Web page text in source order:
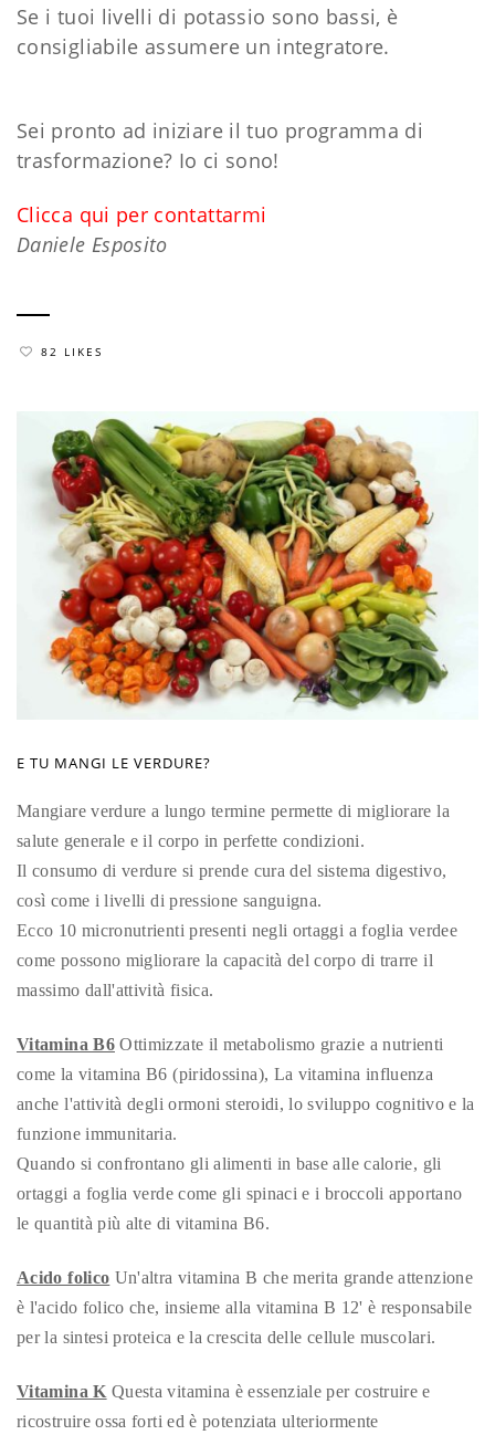
Se i tuoi livelli di potassio sono bassi, è
consigliabile assumere un integratore.
Sei pronto ad iniziare il tuo programma di
trasformazione? Io ci sono!
Clicca qui per contattarmi
Daniele Esposito
82 LIKES
E TU MANGI LE VERDURE?
Mangiare verdure a lungo termine permette di migliorare la
salute generale e il corpo in perfette condizioni.
Il consumo di verdure si prende cura del sistema digestivo,
così come i livelli di pressione sanguigna.
Ecco 10 micronutrienti presenti negli ortaggi a foglia verdee
come possono migliorare la capacità del corpo di trarre il
massimo dall'attività fisica.
Vitamina B6Ottimizzate il metabolismo grazie a nutrienti
come la vitamina B6 (piridossina), La vitamina influenza
anche l'attività degli ormoni steroidi, lo sviluppo cognitivo e la
funzione immunitaria.
Quando si confrontano gli alimenti in base alle calorie, gli
ortaggi a foglia verde come gli spinaci e i broccoli apportano
le quantità più alte di vitamina B6.
Acido folico Un'altra vitamina B che merita grande attenzione
è l'acido folico che, insieme alla vitamina B 12' è responsabile
per la sintesi proteica e la crescita delle cellule muscolari.
Vitamina K Questa vitamina è essenziale per costruire e
ricostruire ossa forti ed è potenziata ulteriormente